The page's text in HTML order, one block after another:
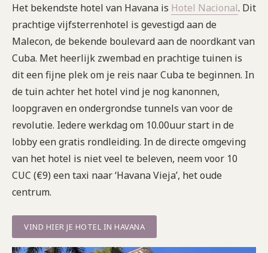
Het bekendste hotel van Havana is Hotel Nacional. Dit
prachtige vijfsterrenhotel is gevestigd aan de
Malecon, de bekende boulevard aan de noordkant van
Cuba. Met heerlijk zwembad en prachtige tuinen is
dit een fijne plek om je reis naar Cuba te beginnen. In
de tuin achter het hotel vind je nog kanonnen,
loopgraven en ondergrondse tunnels van voor de
revolutie. Iedere werkdag om 10.00uur start in de
lobby een gratis rondleiding. In de directe omgeving
van het hotel is niet veel te beleven, neem voor 10
CUC (€9) een taxi naar ‘Havana Vieja’, het oude
centrum.
VIND HIER JE HOTEL IN HAVANA